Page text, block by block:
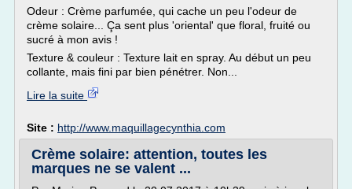
Odeur : Crème parfumée, qui cache un peu l'odeur de
crème solaire... Ça sent plus 'oriental' que floral, fruité ou
sucré à mon avis !
Texture & couleur : Texture lait en spray. Au début un peu
collante, mais fini par bien pénétrer. Non...
Lire la suite
Site : http://www.maquillagecynthia.com
Crème solaire: attention, toutes les
marques ne se valent ...